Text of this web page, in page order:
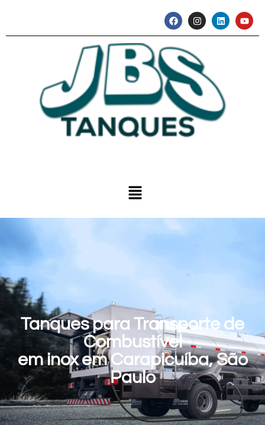
Tanques para Transporte de
Combustível
em inox em Carapicuíba, São
Paulo